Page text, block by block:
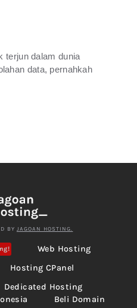
terjun dalam dunia
data, pernahkah
BY JAGOAN HOSTING.
Web Hosting
Hosting CPanel
Dedicated Hosting
Beli Domain